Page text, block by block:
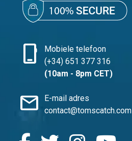
phone_iphone
Mobiele telefoon
(+34) 651 377 316
(10am - 8pm CET)
mail
E-mail adres
contact@tomscatch.com